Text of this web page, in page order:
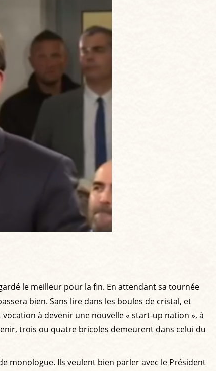
le meilleur pour la fin. En attendant sa tournée
bien. Sans lire dans les boules de cristal, et
à devenir une nouvelle « start-up nation », à
trois ou quatre bricoles demeurent dans celui du
monologue. Ils veulent bien parler avec le Président